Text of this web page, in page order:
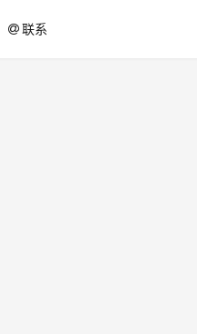
联系